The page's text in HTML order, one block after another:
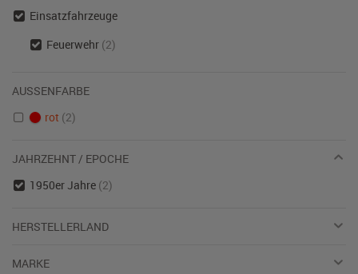
Einsatzfahrzeuge
Feuerwehr (2)
AUSSENFARBE
rot (2)
JAHRZEHNT / EPOCHE
1950er Jahre (2)
HERSTELLERLAND
MARKE